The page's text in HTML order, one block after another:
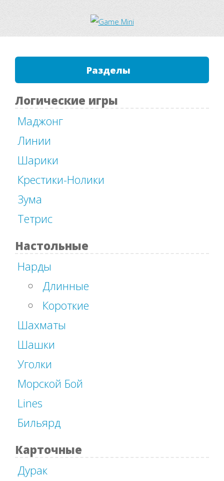
Разделы
Логические игры
Маджонг
Линии
Шарики
Крестики-Нолики
Зума
Тетрис
Настольные
Нарды
Длинные
Короткие
Шахматы
Шашки
Уголки
Морской Бой
Lines
Бильярд
Карточные
Дурак